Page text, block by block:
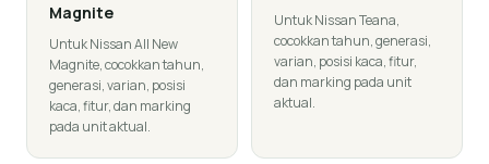
Magnite
Untuk Nissan All New
Magnite, cocokkan tahun,
generasi, varian, posisi
kaca, fitur, dan marking
pada unit aktual.
Untuk Nissan Teana,
cocokkan tahun, generasi,
varian, posisi kaca, fitur,
dan marking pada unit
aktual.